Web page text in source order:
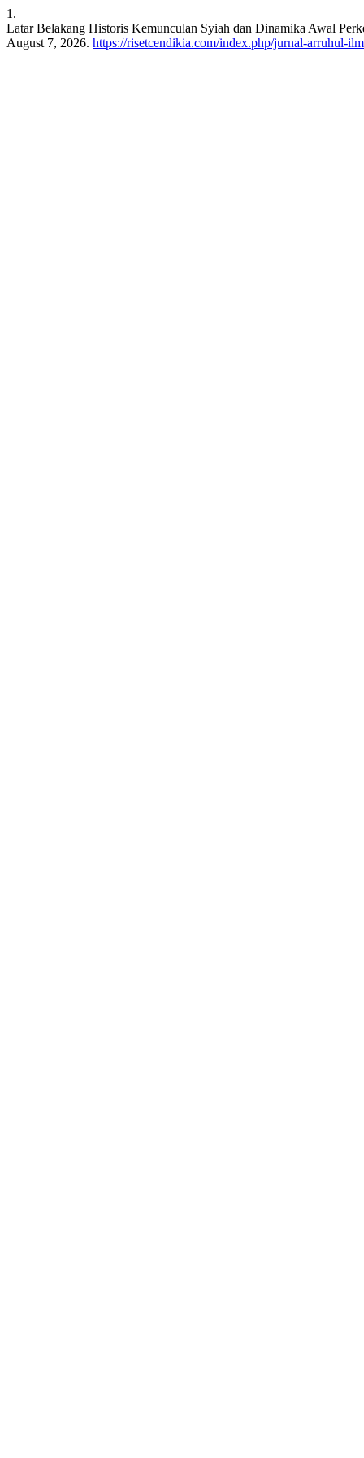
1.
Latar Belakang Historis Kemunculan Syiah dan Dinamika Awal
August 7, 2026. https://risetcendikia.com/index.php/jurnal-arruhul-